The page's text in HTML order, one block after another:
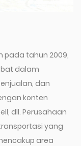
pada tahun 2009,
dalam
dan
konten
dll. Perusahaan
yang
area